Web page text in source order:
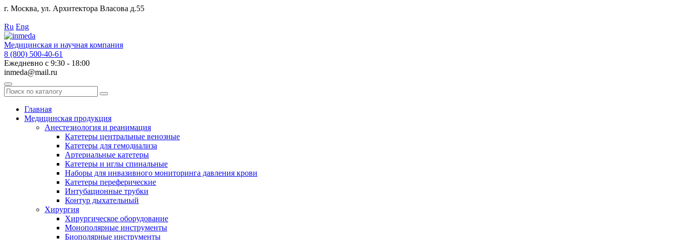
г. Москва, ул. Архитектора Власова д.55
Ru Eng
Медицинская и научная компания
8 (800) 500-40-61
Ежедневно с 9:30 - 18:00
inmeda@mail.ru
Поиск
по
каталогуГлавная
Медицинская продукция
Анестезиология и реанимация
Катетеры центральные венозные
Катетеры для гемодиализа
Артериальные катетеры
Катетеры и иглы спинальные
Наборы для инвазивного мониторинга давления крови
Катетеры переферические
Интубационные трубки
Контур дыхательный
Хирургия
Хирургическое оборудование
Монополярные инструменты
Биополярные инструменты